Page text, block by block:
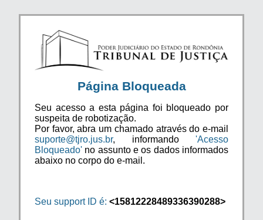
Página Bloqueada
Seu acesso a esta página foi bloqueado por
suspeita de robotização.
Por favor, abra um chamado através do e-mail
suporte@tjro.jus.br, informando 'Acesso
Bloqueado' no assunto e os dados informados
abaixo no corpo do e-mail.
Seu support ID é: <15812228489336390288>